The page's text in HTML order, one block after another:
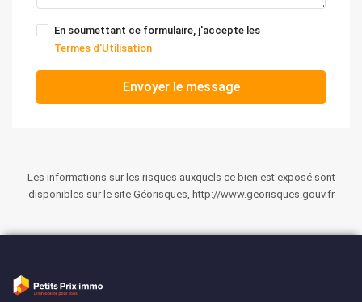
En soumettant ce formulaire, j'accepte les
Termes d'Utilisation
Envoyer le message
Les informations sur les risques auxquels ce bien est exposé sont
disponibles sur le site Géorisques, http://www.georisques.gouv.fr